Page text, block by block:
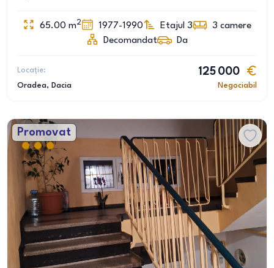
65.00 m2 1977-1990 Etajul 3 3 camere
Decomandat
Da
Locație:
Oradea, Dacia
125 000
Negociabil
Promovat